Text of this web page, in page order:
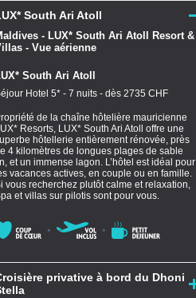
South Ari Atoll
South Ari Atoll
Hotel 5* - 7 nuits - dès 2735 CHF
de la chaîne hôtelière mauricienne
Resorts, LUX* South Ari Atoll offre une
hôtellerie entièrement rénovée, près
4 kilomètres de longues plages de sable
et un immense lagon. L’hôtel est idéal pour
vacances actives, en couple ou en famille.
vous recherchez plutôt calme et relaxation,
et villas sur pilotis sont pour vous.
privative à bord du Dhoni